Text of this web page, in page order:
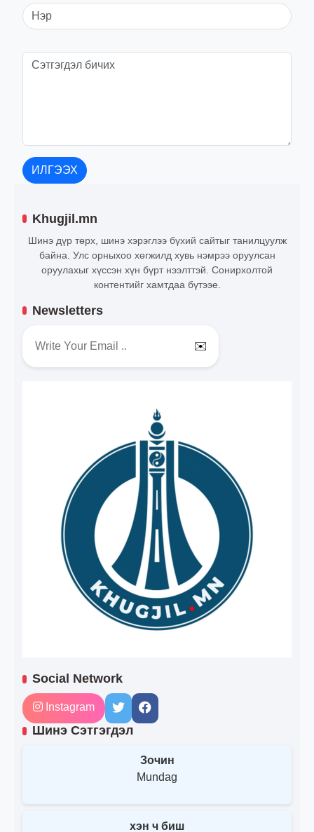
ИЛГЭЭХ
Khugjil.mn
Шинэ дүр төрх, шинэ хэрэглээ бүхий сайтыг танилцуулж
байна. Улс орныхоо хөгжилд хувь нэмрээ оруулсан
оруулахыг хүссэн хүн бүрт нээлттэй. Сонирхолтой
контентийг хамтдаа бүтээе.
Newsletters
✉️
Social Network
Instagram
Шинэ Сэтгэгдэл
Зочин
Mundag
хэн ч биш